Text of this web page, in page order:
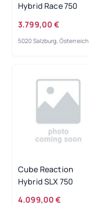
Hybrid Race 750
3.799,00 €
5020 Salzburg, Österreich
Cube Reaction
Hybrid SLX 750
4.099,00 €